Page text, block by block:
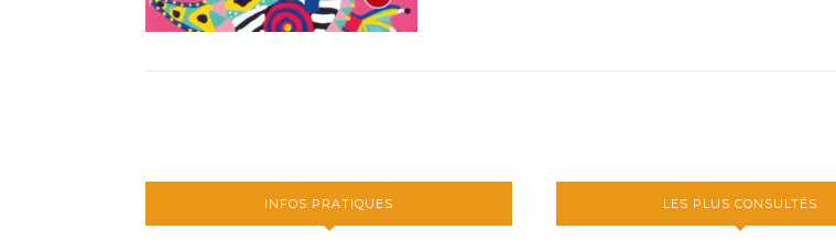
INFOS PRATIQUES LES PLUS CONSULTÉS